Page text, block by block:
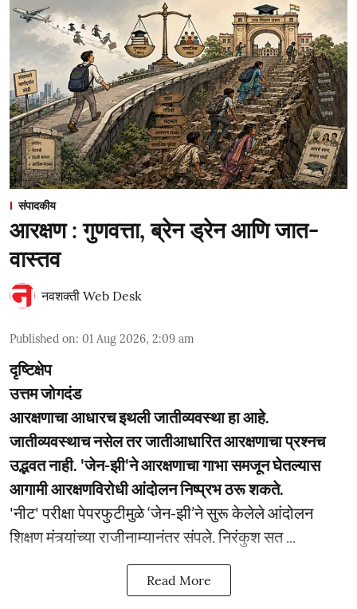
संपादकीय
आरक्षण : गुणवत्ता, ब्रेन ड्रेन आणि जात-
वास्तव
नवशक्ती Web Desk
Published on: 01 Aug 2026, 2:09 am
दृष्टिक्षेप
उत्तम जोगदंड
आरक्षणाचा आधारच इथली जातीव्यवस्था हा आहे.
जातीव्यवस्थाच नसेल तर जातीआधारित आरक्षणाचा प्रश्नच
उद्भवत नाही. 'जेन-झी'ने आरक्षणाचा गाभा समजून घेतल्यास
आगामी आरक्षणविरोधी आंदोलन निष्प्रभ ठरू शकते.
'नीट' परीक्षा पेपरफुटीमुळे ‘जेन-झी’ने सुरू केलेले आंदोलन
शिक्षण मंत्र्यांच्या राजीनाम्यानंतर संपले. निरंकुश सत ...
Read More